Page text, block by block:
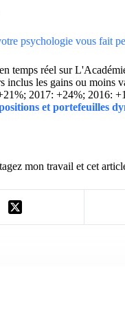
psychologie vous fait
temps réel sur
inclus les gains ou moins
2017: +24%; 2016:
et portefeuilles
mon travail et cet